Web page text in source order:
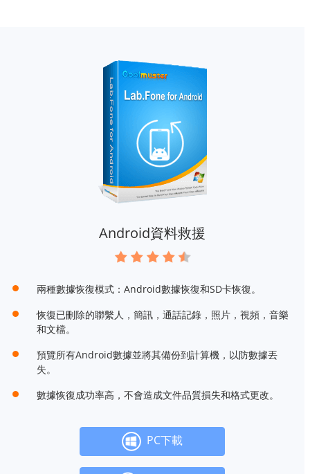
Android資料救援
兩種數據恢復模式：Android數據恢復和SD卡恢復。
恢復已刪除的聯繫人，簡訊，通話記錄，照片，視頻，音樂
和文檔。
預覽所有Android數據並將其備份到計算機，以防數據丟
失。
數據恢復成功率高，不會造成文件品質損失和格式更改。
PC下載